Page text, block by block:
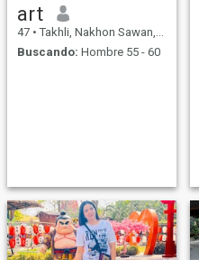
art
47 • Takhli, Nakhon Sawan, Tailandia
Buscando: Hombre 55 - 60